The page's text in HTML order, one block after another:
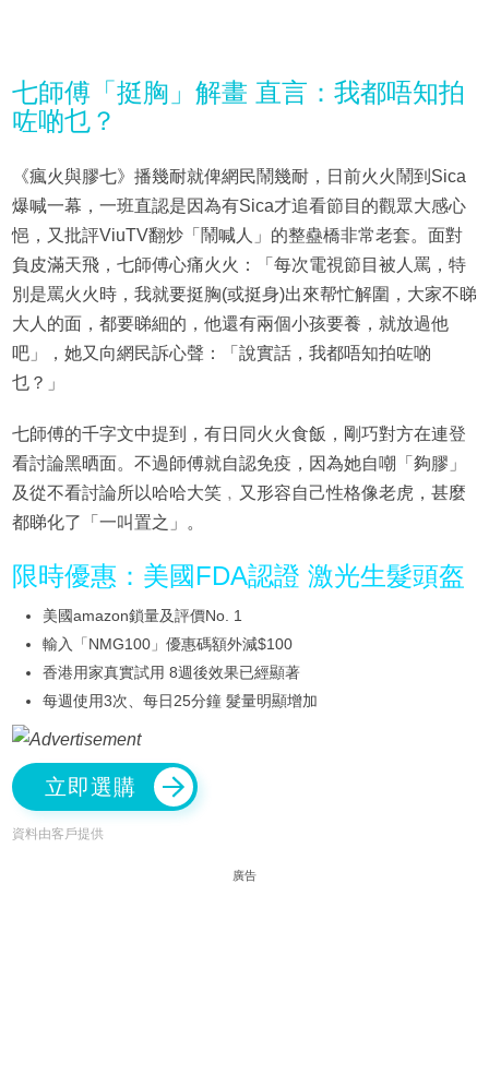
七師傅「挺胸」解畫 直言：我都唔知拍
咗啲乜？
《瘋火與膠七》播幾耐就俾網民鬧幾耐，日前火火鬧到Sica
爆喊一幕，一班直認是因為有Sica才追看節目的觀眾大感心
悒，又批評ViuTV翻炒「鬧喊人」的整蠱橋非常老套。面對
負皮滿天飛，七師傅心痛火火：「每次電視節目被人罵，特
別是罵火火時，我就要挺胸(或挺身)出來帮忙解圍，大家不睇
大人的面，都要睇細的，他還有兩個小孩要養，就放過他
吧」，她又向網民訴心聲：「說實話，我都唔知拍咗啲
乜？」
七師傅的千字文中提到，有日同火火食飯，剛巧對方在連登
看討論黑晒面。不過師傅就自認免疫，因為她自嘲「夠膠」
及從不看討論所以哈哈大笑﹐又形容自己性格像老虎，甚麼
都睇化了「一叫置之」。
限時優惠：美國FDA認證 激光生髮頭盔
美國amazon鎖量及評價No. 1
輸入「NMG100」優惠碼額外減$100
香港用家真實試用 8週後效果已經顯著
每週使用3次、每日25分鐘 髮量明顯增加
立即選購
資料由客戶提供
廣告